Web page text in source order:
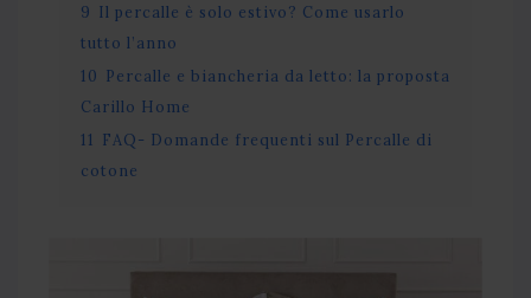
9 Il percalle è solo estivo? Come usarlo
tutto l’anno
10 Percalle e biancheria da letto: la proposta
Carillo Home
11
FAQ- Domande frequenti sul Percalle di
cotone